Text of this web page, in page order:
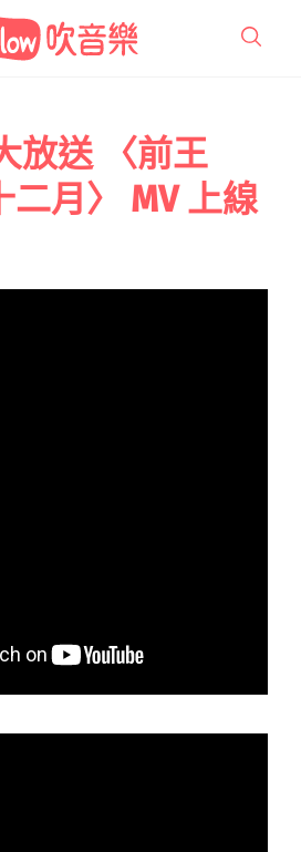
放送 〈前王
二月〉 MV 上線